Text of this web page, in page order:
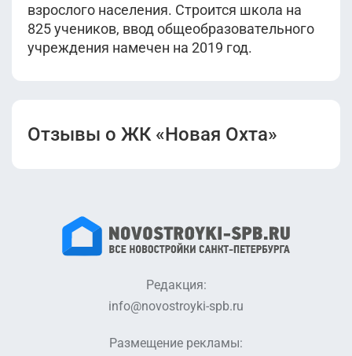
взрослого населения. Строится школа на
825 учеников, ввод общеобразовательного
учреждения намечен на 2019 год.
Отзывы о ЖК «Новая Охта»
Редакция:
info@novostroyki-spb.ru
Размещение рекламы: